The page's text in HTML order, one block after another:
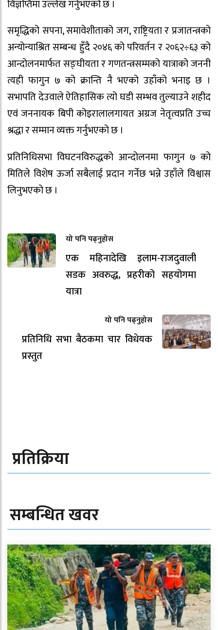
विज्ञप्तिमा उल्लेख गर्नुभएको छ ।
समृद्धिको सपना, समावेशीताको जग, राष्ट्रियता र प्रजातन्त्रको
अन्योन्याश्रित सम्बन्ध हुँदै २०४६ को परिवर्तन र २०६२÷६३ को
आन्दोलनमार्फत सङ्घीयता र गणतन्त्रसम्मको यात्राको जननी
त्यही फागुन ७ को क्रान्ति नै भएको उहाँको भनाइ छ ।
सभापति देउवाले ऐतिहासिक त्यो घडी सम्भव तुल्याउने शहीद
एवं जननायक बिपी कोइरालालगायत अग्रज नेतृत्वप्रति उच्च
श्रद्धा र सम्मान व्यक्त गर्नुभएको छ ।
प्रतिनिधिसभा विघटनविरुद्धको आन्दोलनमा फागुन ७ को
मितिले विशेष ऊर्जा सबैलाई प्रदान गर्नेछ भन्ने उहाँले विश्वास
लिनुभएको छ ।
यो पनि पढ्नुहोस
एक महिनादेखि इलाम-राजदुवाली
सडक अवरुद्ध, प्रहरीको सहयोगमा
यात्रा
यो पनि पढ्नुहोस
प्रतिनिधि सभा बैठकमा चार विधेयक
प्रस्तुत
प्रतिक्रिया
सम्बन्धित खवर